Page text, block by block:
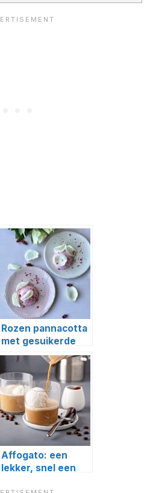
Rozen pannacotta
met gesuikerde
rozenblaadjes
Affogato: een
lekker, snel een